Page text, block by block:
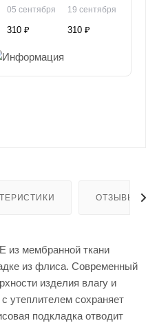
05 сентября
310 ₽
19 сентября
310 ₽
ОТЗЫВЫ
мембранной ткани
из флиса. Современный
изделия влагу и
утеплителем сохраняет
подкладка отводит